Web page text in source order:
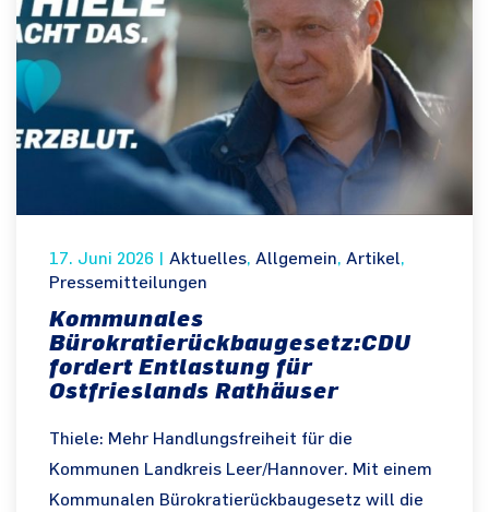
17. Juni 2026 Aktuelles, Allgemein, Artikel,
Pressemitteilungen
Kommunales
Bürokratierückbaugesetz:CDU
fordert Entlastung für
Ostfrieslands Rathäuser
Thiele: Mehr Handlungsfreiheit für die
Kommunen Landkreis Leer/Hannover. Mit einem
Kommunalen Bürokratierückbaugesetz will die